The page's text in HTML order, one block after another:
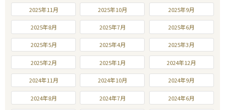
2025年11月 2025年10月 2025年9月
2025年8月 2025年7月 2025年6月
2025年5月 2025年4月 2025年3月
2025年2月 2025年1月 2024年12月
2024年11月 2024年10月 2024年9月
2024年8月 2024年7月 2024年6月